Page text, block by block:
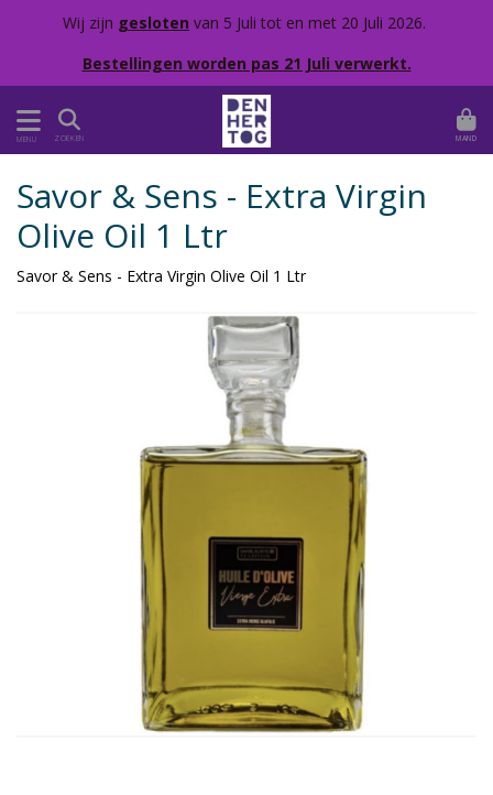
Wij zijn gesloten van 5 Juli tot en met 20 Juli 2026.
Bestellingen worden pas 21 Juli verwerkt.
MENU ZOEKEN MAND
Savor & Sens - Extra Virgin
Olive Oil 1 Ltr
Savor & Sens - Extra Virgin Olive Oil 1 Ltr